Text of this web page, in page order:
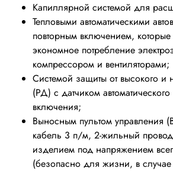
Капиллярной системой для
Тепловыми автоматическими
повторным включением,
экономное потребление
компрессором и вентиляторами;
Системой защиты от высокого и
(РД) с датчиком
включения;
Выносным пультом управления
кабель 3 п/м, 2-жильный
изделием под напряжением
(безопасно для жизни, в